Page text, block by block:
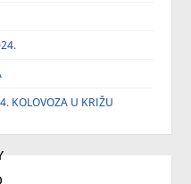
KOLOVOZA U KRIŽU